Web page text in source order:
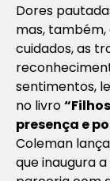
Dores
mas, também,
cuidados, as
sentimentos,
no livro
presença e
Coleman
que inaugura